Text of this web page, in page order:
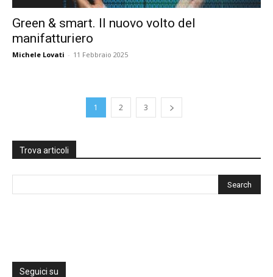
Green & smart. Il nuovo volto del
manifatturiero
Michele Lovati - 11 Febbraio 2025
1 2 3
Trova articoli
Seguici su